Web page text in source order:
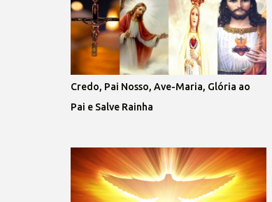
Credo, Pai Nosso, Ave-Maria, Glória ao
Pai e Salve Rainha